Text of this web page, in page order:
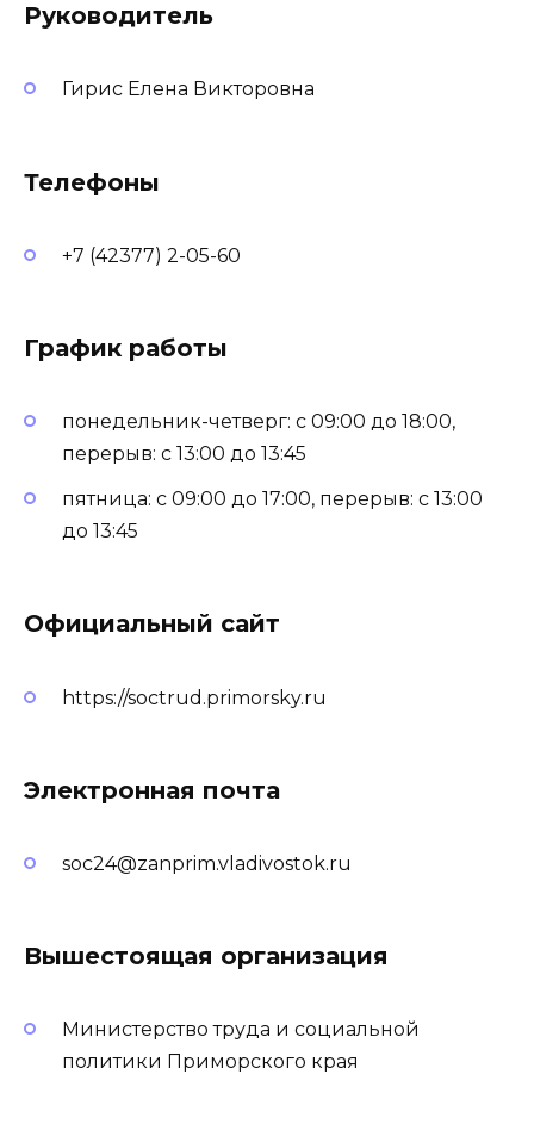
Руководитель
Гирис Елена Викторовна
Телефоны
+7 (42377) 2-05-60
График работы
понедельник-четверг: с 09:00 до 18:00,
перерыв: с 13:00 до 13:45
пятница: с 09:00 до 17:00, перерыв: с 13:00
до 13:45
Официальный сайт
https://soctrud.primorsky.ru
Электронная почта
soc24@zanprim.vladivostok.ru
Вышестоящая организация
Министерство труда и социальной
политики Приморского края